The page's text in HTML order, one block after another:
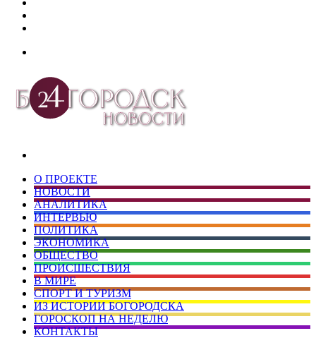
О ПРОЕКТЕ
НОВОСТИ
АНАЛИТИКА
ИНТЕРВЬЮ
ПОЛИТИКА
ЭКОНОМИКА
ОБЩЕСТВО
ПРОИСШЕСТВИЯ
В МИРЕ
СПОРТ И ТУРИЗМ
ИЗ ИСТОРИИ БОГОРОДСКА
ГОРОСКОП НА НЕДЕЛЮ
КОНТАКТЫ